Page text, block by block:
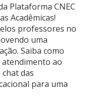
Plataforma CNEC
Acadêmicas!
professores no
uma
Saiba como
ao
das
para uma